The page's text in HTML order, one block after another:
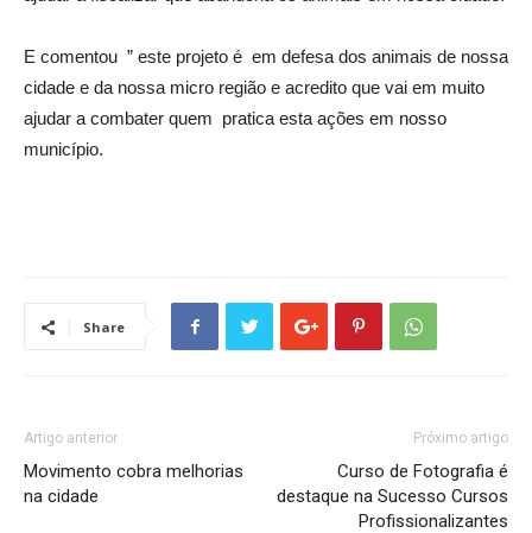
E comentou ” este projeto é em defesa dos animais de nossa
cidade e da nossa micro região e acredito que vai em muito
ajudar a combater quem pratica esta ações em nosso
município.
Share
Artigo anterior
Movimento cobra melhorias
na cidade
Próximo artigo
Curso de Fotografia é
destaque na Sucesso Cursos
Profissionalizantes